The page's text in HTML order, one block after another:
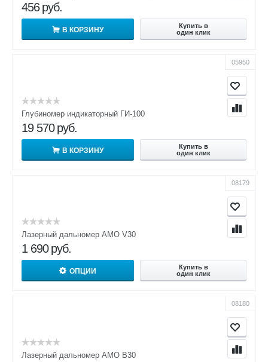
456 руб.
В КОРЗИНУ
Купить в
один клик
05950
Глубиномер индикаторный ГИ-100
19 570 руб.
В КОРЗИНУ
Купить в
один клик
08179
Лазерный дальномер AMO V30
1 690 руб.
ОПЦИИ
Купить в
один клик
08180
Лазерный дальномер AMO B30